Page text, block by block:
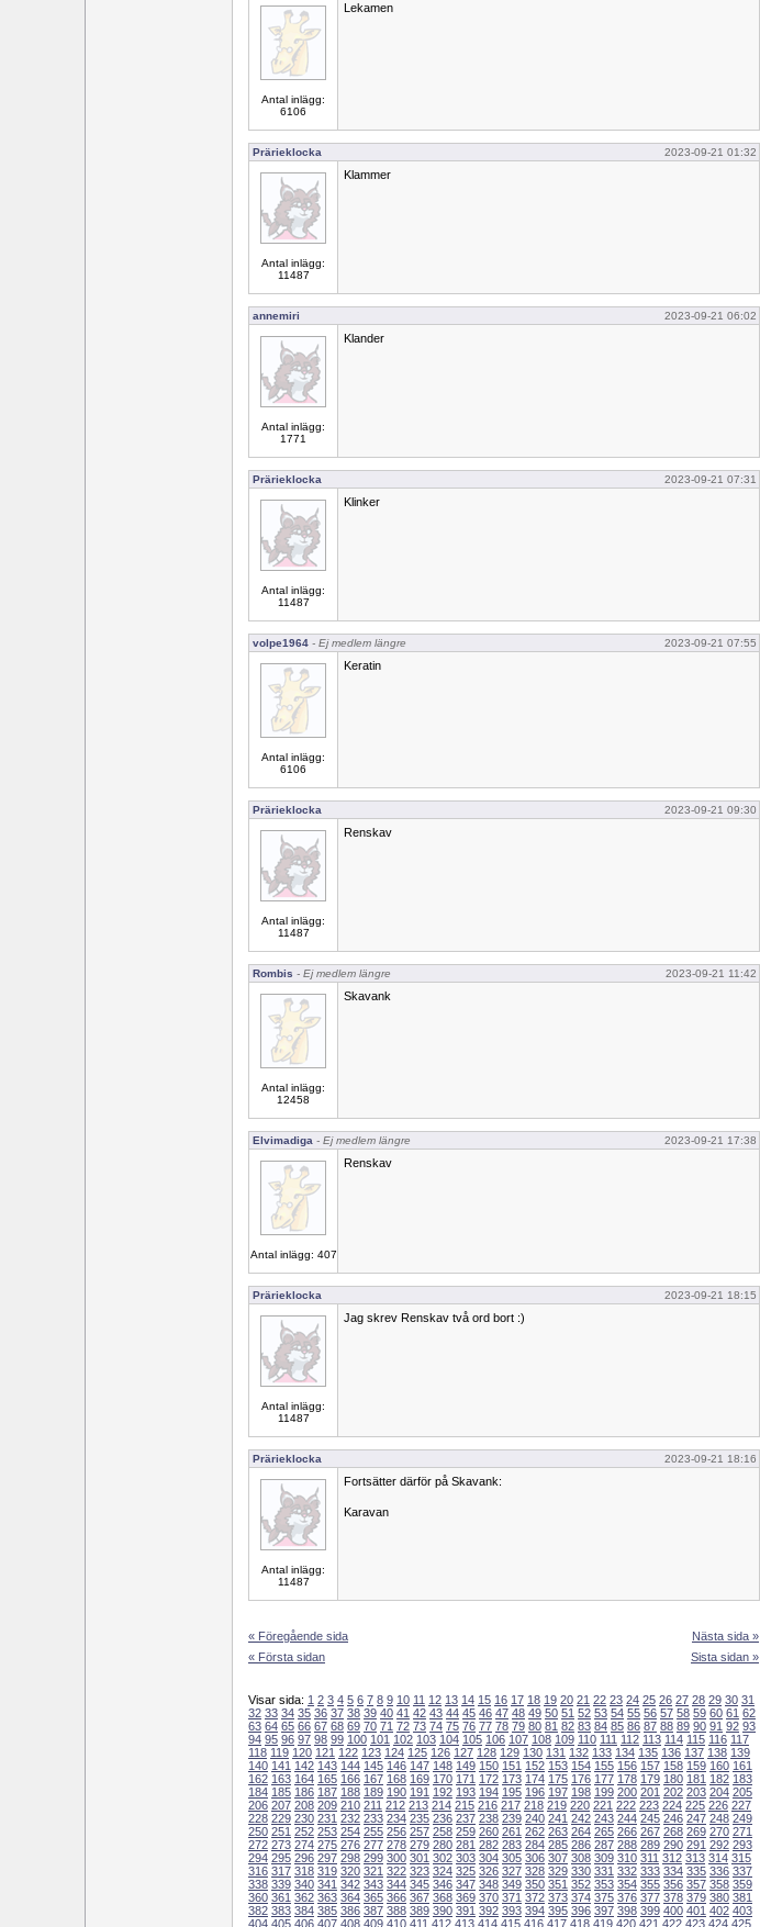
Antal inlägg:
6106
Lekamen
Prärieklocka 2023-09-21 01:32
Antal inlägg:
11487
Klammer
annemiri 2023-09-21 06:02
Antal inlägg:
1771
Klander
Prärieklocka 2023-09-21 07:31
Antal inlägg:
11487
Klinker
volpe1964 - Ej medlem längre 2023-09-21 07:55
Antal inlägg:
6106
Keratin
Prärieklocka 2023-09-21 09:30
Antal inlägg:
11487
Renskav
Rombis - Ej medlem längre 2023-09-21 11:42
Antal inlägg:
12458
Skavank
Elvimadiga - Ej medlem längre 2023-09-21 17:38
Antal inlägg: 407
Renskav
Prärieklocka 2023-09-21 18:15
Antal inlägg:
11487
Jag skrev Renskav två ord bort :)
Prärieklocka 2023-09-21 18:16
Antal inlägg:
11487
Fortsätter därför på Skavank:
Karavan
« Föregående sida
« Första sidan
Nästa sida »
Sista sidan »
Visar sida: 1 2 3 4 5 6 7 8 9 10 11 12 13 14 15 16 17 18 19 20 21 22 23 24 25 26 27 28 29 30 31
32 33 34 35 36 37 38 39 40 41 42 43 44 45 46 47 48 49 50 51 52 53 54 55 56 57 58 59 60 61 62
63 64 65 66 67 68 69 70 71 72 73 74 75 76 77 78 79 80 81 82 83 84 85 86 87 88 89 90 91 92 93
94 95 96 97 98 99 100 101 102 103 104 105 106 107 108 109 110 111 112 113 114 115 116 117
118 119 120 121 122 123 124 125 126 127 128 129 130 131 132 133 134 135 136 137 138 139
140 141 142 143 144 145 146 147 148 149 150 151 152 153 154 155 156 157 158 159 160 161
162 163 164 165 166 167 168 169 170 171 172 173 174 175 176 177 178 179 180 181 182 183
184 185 186 187 188 189 190 191 192 193 194 195 196 197 198 199 200 201 202 203 204 205
206 207 208 209 210 211 212 213 214 215 216 217 218 219 220 221 222 223 224 225 226 227
228 229 230 231 232 233 234 235 236 237 238 239 240 241 242 243 244 245 246 247 248 249
250 251 252 253 254 255 256 257 258 259 260 261 262 263 264 265 266 267 268 269 270 271
272 273 274 275 276 277 278 279 280 281 282 283 284 285 286 287 288 289 290 291 292 293
294 295 296 297 298 299 300 301 302 303 304 305 306 307 308 309 310 311 312 313 314 315
316 317 318 319 320 321 322 323 324 325 326 327 328 329 330 331 332 333 334 335 336 337
338 339 340 341 342 343 344 345 346 347 348 349 350 351 352 353 354 355 356 357 358 359
360 361 362 363 364 365 366 367 368 369 370 371 372 373 374 375 376 377 378 379 380 381
382 383 384 385 386 387 388 389 390 391 392 393 394 395 396 397 398 399 400 401 402 403
404 405 406 407 408 409 410 411 412 413 414 415 416 417 418 419 420 421 422 423 424 425